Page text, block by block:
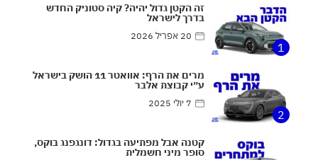
1
זה הקטן גדול יהיה? קיה סטוניק החדש
בדרך לישראל
20 אפריל 2026
2
מרים את הרף: אוואטר 11 הושק בישראל
ע״י קבוצת אלבר
7 יולי 2025
קטנה אבל מפתיעה בגדול: דונגפנג בוקס,
סופר מיני חשמלית